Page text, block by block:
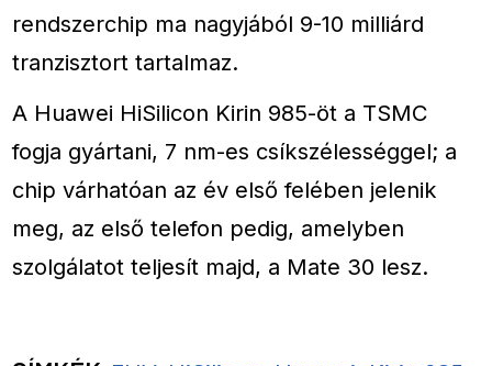
rendszerchip ma nagyjából 9-10 milliárd
tranzisztort tartalmaz.
A Huawei HiSilicon Kirin 985-öt a TSMC
fogja gyártani, 7 nm-es csíkszélességgel; a
chip várhatóan az év első felében jelenik
meg, az első telefon pedig, amelyben
szolgálatot teljesít majd, a Mate 30 lesz.